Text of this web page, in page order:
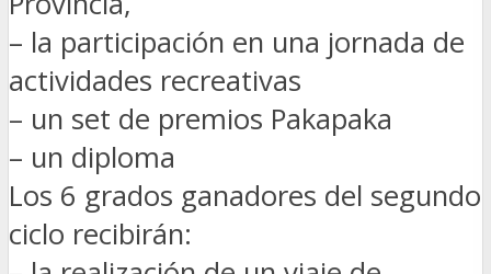
– la participación en una jornada de
actividades recreativas
– un set de premios Pakapaka
– un diploma
Los 6 grados ganadores del segundo
ciclo recibirán: